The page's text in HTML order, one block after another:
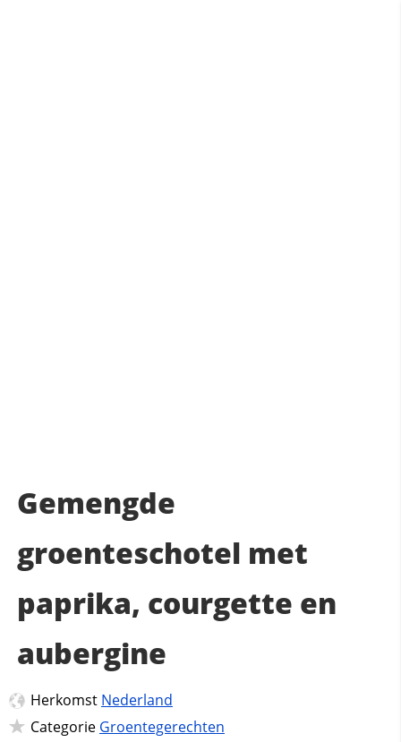
Gemengde
groenteschotel met
paprika, courgette en
aubergine
Herkomst Nederland
Categorie Groentegerechten